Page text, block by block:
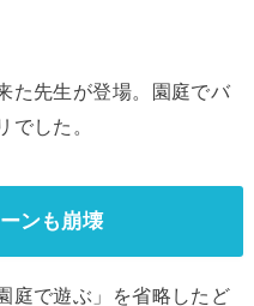
た先生が登場。園庭でバ
でした。
ンも崩壊
庭で遊ぶ」を省略したど